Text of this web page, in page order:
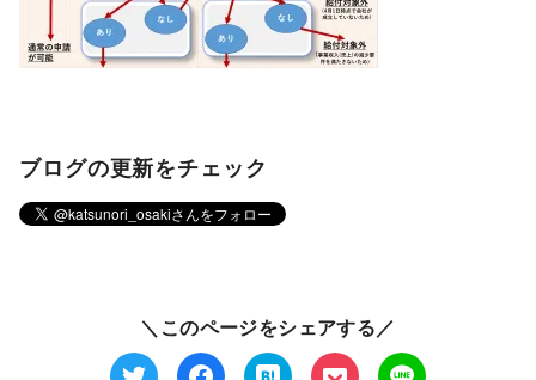
ブログの更新をチェック
＼このページをシェアする／